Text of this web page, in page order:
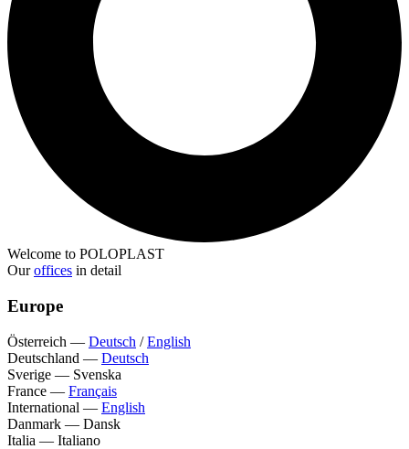
Welcome to POLOPLAST
Ouroffices in detail
Europe
Österreich — Deutsch /English
Deutschland — Deutsch
Sverige — Svenska
France — Français
International — English
Danmark — Dansk
Italia — Italiano